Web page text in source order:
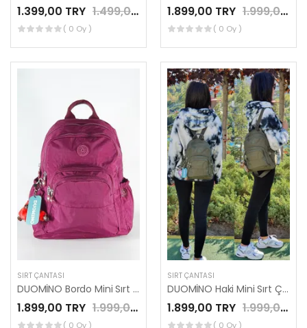
1.399,00 TRY 1.499,00 TRY
( 0 Oy )
1.899,00 TRY 1.999,00 TRY
( 0 Oy )
SIRT ÇANTASI
DUOMİNO Bordo Mini Sırt Çantası Su Geçirmez Günlük Kullanım 12″ İnç Tablet Çantası by Nemo Group
1.899,00 TRY 1.999,00 TRY
( 0 Oy )
SIRT ÇANTASI
DUOMİNO Haki Mini Sırt Çantası Su Geçirmez Günlük Kullanım 12″ İnç Tablet Çantası by Nemo Group
1.899,00 TRY 1.999,00 TRY
( 0 Oy )